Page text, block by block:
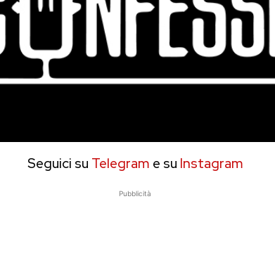
Seguici su Telegram e su Instagram
Pubblicità